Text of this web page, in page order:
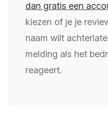
dan gratis een
kiezen of je je
naam wilt
melding als het
reageert.